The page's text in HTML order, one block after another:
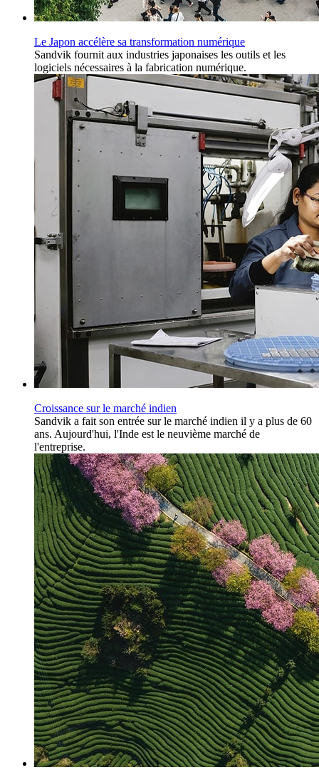
Le Japon accélère sa transformation numérique
Sandvik fournit aux industries japonaises les outils et les
logiciels nécessaires à la fabrication numérique.
Croissance sur le marché indien
Sandvik a fait son entrée sur le marché indien il y a plus de 60
ans. Aujourd'hui, l'Inde est le neuvième marché de
l'entreprise.